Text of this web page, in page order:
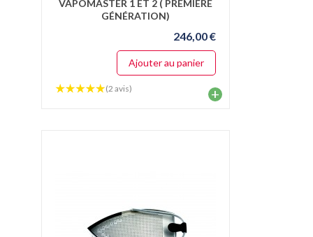
VAPOMASTER 1 ET 2 ( PREMIÈRE
GÉNÉRATION)
246,00 €
Ajouter au panier
(2 avis) +